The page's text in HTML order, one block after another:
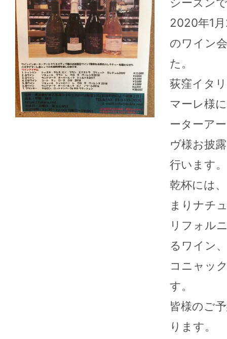
2026
こんにちは
Uraraです
内させて
（火）、
2020年1
のワイン
た。
荻窪イタ
マーレ様
ーターア
ヴ様お披
行います。
乾杯には
まりナチ
リフォル
るワイン
コニャッ
す。
皆様のご
ります。